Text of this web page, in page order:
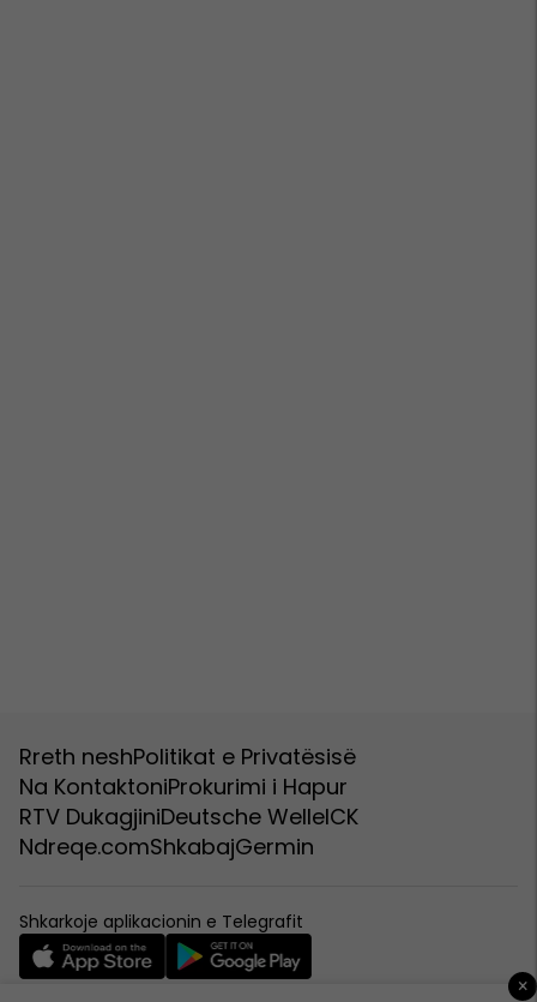
Rreth neshPolitikat e Privatësisë
Na KontaktoniProkurimi i Hapur
RTV DukagjiniDeutsche WelleICK
Ndreqe.comShkabajGermin
Shkarkoje aplikacionin e Telegrafit
×